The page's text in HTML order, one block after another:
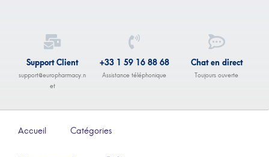
Support Client
support@europharmacy.n
et
+33 1 59 16 88 68
Assistance téléphonique
Chat en direct
Toujours ouverte
Accueil Catégories